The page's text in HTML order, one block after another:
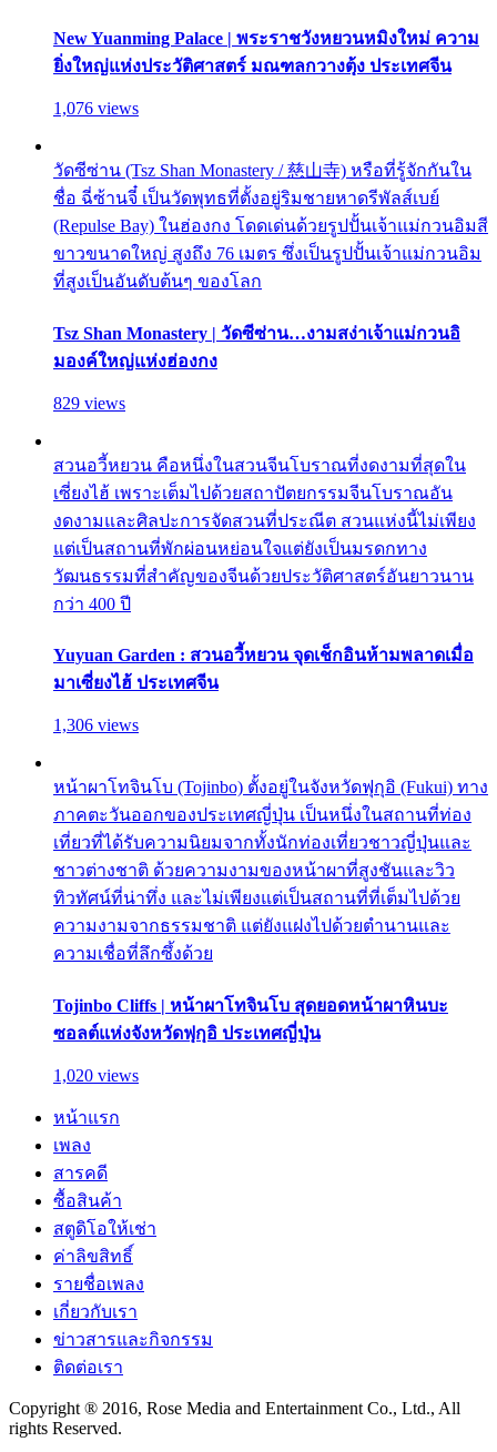
New Yuanming Palace | พระราชวังหยวนหมิงใหม่ ความ
ยิ่งใหญ่แห่งประวัติศาสตร์ มณฑลกวางตุ้ง ประเทศจีน
1,076 views
วัดซีซ่าน (Tsz Shan Monastery / 慈山寺) หรือที่รู้จักกันใน
ชื่อ ฉี่ซ้านจี๋ เป็นวัดพุทธที่ตั้งอยู่ริมชายหาดรีพัลส์เบย์
(Repulse Bay) ในฮ่องกง โดดเด่นด้วยรูปปั้นเจ้าแม่กวนอิมสี
ขาวขนาดใหญ่ สูงถึง 76 เมตร ซึ่งเป็นรูปปั้นเจ้าแม่กวนอิม
ที่สูงเป็นอันดับต้นๆ ของโลก
Tsz Shan Monastery | วัดซีซ่าน…งามสง่าเจ้าแม่กวนอิ
มองค์ใหญ่แห่งฮ่องกง
829 views
สวนอวี้หยวน คือหนึ่งในสวนจีนโบราณที่งดงามที่สุดใน
เซี่ยงไฮ้ เพราะเต็มไปด้วยสถาปัตยกรรมจีนโบราณอัน
งดงามและศิลปะการจัดสวนที่ประณีต สวนแห่งนี้ไม่เพียง
แต่เป็นสถานที่พักผ่อนหย่อนใจแต่ยังเป็นมรดกทาง
วัฒนธรรมที่สำคัญของจีนด้วยประวัติศาสตร์อันยาวนาน
กว่า 400 ปี
Yuyuan Garden : สวนอวี้หยวน จุดเช็กอินห้ามพลาดเมื่อ
มาเซี่ยงไฮ้ ประเทศจีน
1,306 views
หน้าผาโทจินโบ (Tojinbo) ตั้งอยู่ในจังหวัดฟุกุอิ (Fukui) ทาง
ภาคตะวันออกของประเทศญี่ปุ่น เป็นหนึ่งในสถานที่ท่อง
เที่ยวที่ได้รับความนิยมจากทั้งนักท่องเที่ยวชาวญี่ปุ่นและ
ชาวต่างชาติ ด้วยความงามของหน้าผาที่สูงชันและวิว
ทิวทัศน์ที่น่าทึ่ง และไม่เพียงแต่เป็นสถานที่ที่เต็มไปด้วย
ความงามจากธรรมชาติ แต่ยังแฝงไปด้วยตำนานและ
ความเชื่อที่ลึกซึ้งด้วย
Tojinbo Cliffs | หน้าผาโทจินโบ สุดยอดหน้าผาหินบะ
ซอลต์แห่งจังหวัดฟุกุอิ ประเทศญี่ปุ่น
1,020 views
หน้าแรก
เพลง
สารคดี
ซื้อสินค้า
สตูดิโอให้เช่า
ค่าลิขสิทธิ์
รายชื่อเพลง
เกี่ยวกับเรา
ข่าวสารและกิจกรรม
ติดต่อเรา
Copyright ® 2016, Rose Media and Entertainment Co., Ltd., All
rights Reserved.